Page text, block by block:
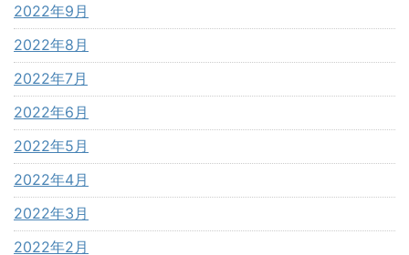
2022年9月
2022年8月
2022年7月
2022年6月
2022年5月
2022年4月
2022年3月
2022年2月